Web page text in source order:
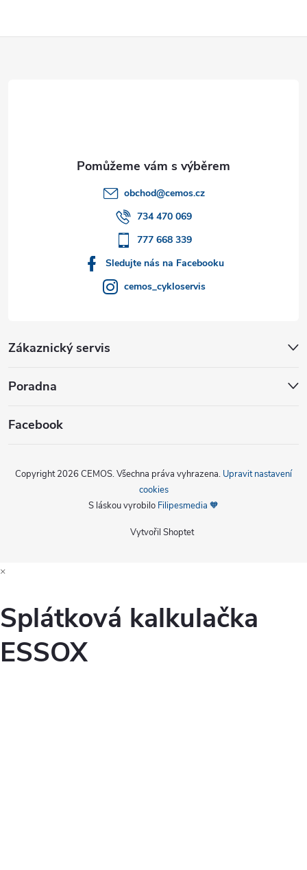
obchod@cemos.cz
734 470 069
777 668 339
Sledujte nás na Facebooku
cemos_cykloservis
Zákaznický servis
Poradna
Facebook
Vytvořil Shoptet
Copyright 2026 CEMOS. Všechna práva vyhrazena. Upravit nastavení
cookies
S láskou vyrobilo Filipesmedia 🧡
×
Splátková kalkulačka
ESSOX